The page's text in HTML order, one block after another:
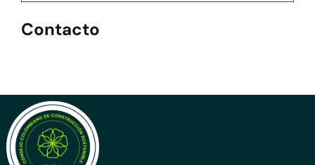
Contacto